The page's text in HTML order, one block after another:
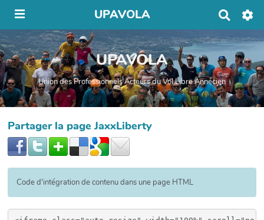
UPAVOLA
c
h
r
c
h
e
UPAVOLA
Union des Professionnels Acteurs du Vol Libre Annécien
Partager la page JaxxLiberty
Code d'intégration de contenu dans une page HTML